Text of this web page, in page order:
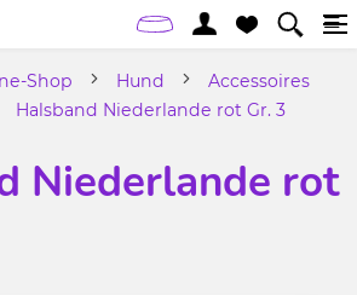
Shop Hund
Accessoires
Halsband Niederlande rot Gr. 3
Niederlande rot